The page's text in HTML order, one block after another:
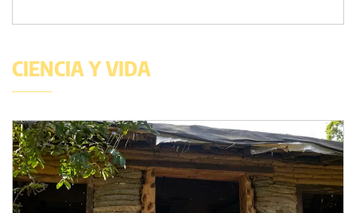
CIENCIA Y VIDA